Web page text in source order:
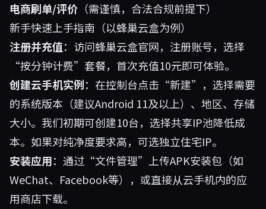
电商刷单/评价 （需谨慎，合法合规前提下）
新手快速上手指南（以蜂巢云盒为例）
注册并充值：访问蜂巢云盒官网，注册账号，选择
“按分钟计费”套餐，首次充值10元即可体验。
创建云手机实例：在控制台点击“新建”，选择需要
的系统版本（建议Android 11及以上）、地区、存储
大小。我们初期可创建10台，选择共享IP池降低成
本。如果对纯净度要求高，可选独立住宅IP。
安装应用：通过“文件管理”上传APK安装包（如
WeChat、Facebook等），或直接从云手机内的应
用商店下载。